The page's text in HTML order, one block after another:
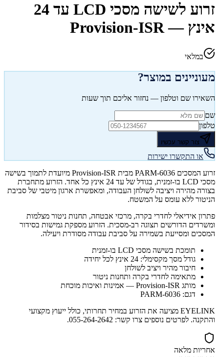
זרוע לשישה מסכי LCD עד 24
אינץ — Provision-ISR
במלאי
מעוניינים במוצר?
השאירו שם וטלפון — נחזור אליכם תוך שעות
שם
טלפון
צור קשר עכשיו
או התקשרו ישירות
זרוע המסכים PARM-6036 מבית Provision-ISR מיועדת לתמוך בשישה
מסכי LCD בו-זמנית, בגודל של עד 24 אינץ כל אחד. הזרוע מתחברת
בצורה מהירה ויציבה לשולחן העבודה, ומאפשרת ארגון מיטבי של סביבת
הניטור ללא עומס על המשטח.
פתרון אידיאלי לחדרי בקרה, מרכזי אבטחה, תחנות ניטור מצלמות
ומשרדים הדורשים תצוגה רב-מסכית. הזרוע מספקת גמישות בסידור
המסכים ומסייעת בשמירה על סביבת עבודה מסודרת ויעילה.
תומכת בשישה מסכי LCD בו-זמנית
גודל מסך מקסימלי: 24 אינץ לכל יחידה
חיבור מהיר ויציב לשולחן
מתאימה לחדרי בקרה ותחנות ניטור
מותג Provision-ISR — אמינות ואיכות מוכחת
דגם: PARM-6036
EYELINK מציעה את הזרוע במחיר תחרותי, כולל ייעוץ מקצועי
והתקנה. לפרטים נוספים צרו קשר: 055-264-2642.
אחריות מלאה